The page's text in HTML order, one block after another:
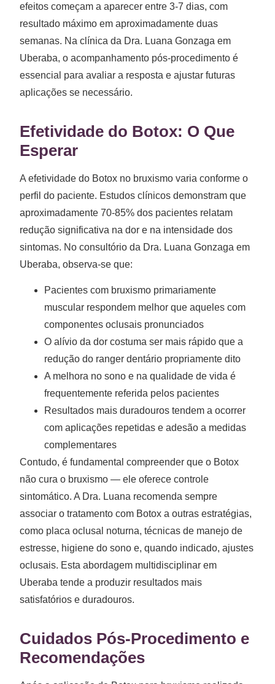
efeitos começam a aparecer entre 3-7 dias, com
resultado máximo em aproximadamente duas
semanas. Na clínica da Dra. Luana Gonzaga em
Uberaba, o acompanhamento pós-procedimento é
essencial para avaliar a resposta e ajustar futuras
aplicações se necessário.
Efetividade do Botox: O Que
Esperar
A efetividade do Botox no bruxismo varia conforme o
perfil do paciente. Estudos clínicos demonstram que
aproximadamente 70-85% dos pacientes relatam
redução significativa na dor e na intensidade dos
sintomas. No consultório da Dra. Luana Gonzaga em
Uberaba, observa-se que:
Pacientes com bruxismo primariamente
muscular respondem melhor que aqueles com
componentes oclusais pronunciados
O alívio da dor costuma ser mais rápido que a
redução do ranger dentário propriamente dito
A melhora no sono e na qualidade de vida é
frequentemente referida pelos pacientes
Resultados mais duradouros tendem a ocorrer
com aplicações repetidas e adesão a medidas
complementares
Contudo, é fundamental compreender que o Botox
não cura o bruxismo — ele oferece controle
sintomático. A Dra. Luana recomenda sempre
associar o tratamento com Botox a outras estratégias,
como placa oclusal noturna, técnicas de manejo de
estresse, higiene do sono e, quando indicado, ajustes
oclusais. Esta abordagem multidisciplinar em
Uberaba tende a produzir resultados mais
satisfatórios e duradouros.
Cuidados Pós-Procedimento e
Recomendações